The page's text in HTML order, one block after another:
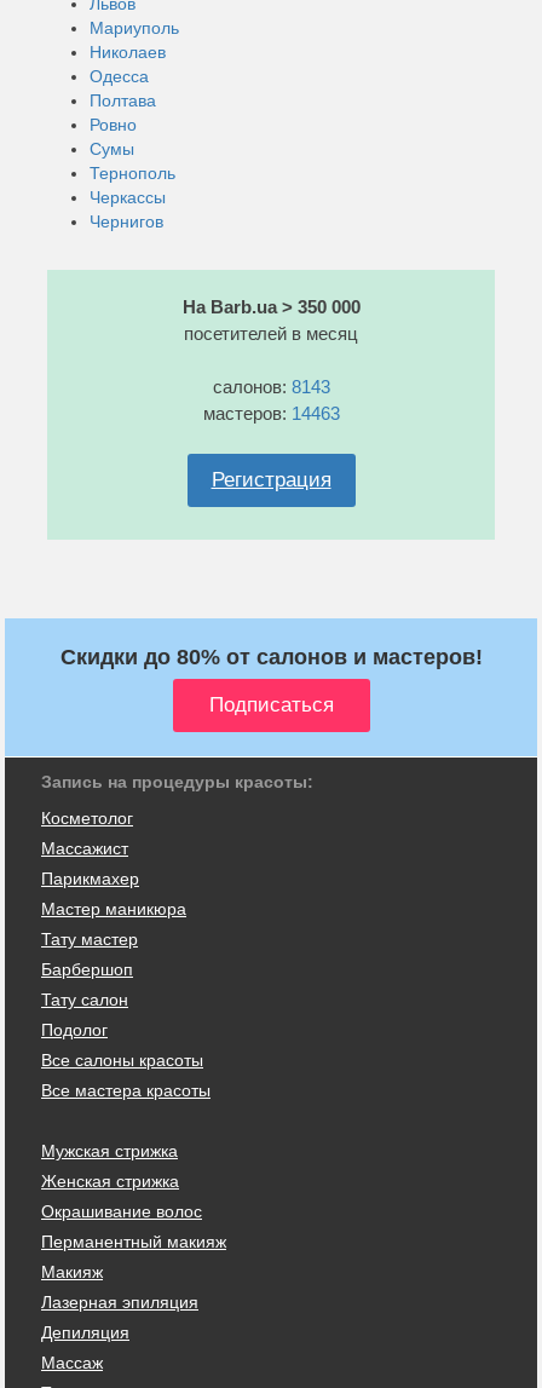
Мариуполь
Николаев
Одесса
Полтава
Ровно
Сумы
Тернополь
Черкассы
Чернигов
На Barb.ua > 350 000
посетителей в месяц
салонов: 8143
мастеров: 14463
Регистрация
Скидки до 80% от салонов и мастеров!
Запись на процедуры красоты:
Косметолог
Массажист
Парикмахер
Мастер маникюра
Тату мастер
Барбершоп
Тату салон
Подолог
Все салоны красоты
Все мастера красоты
Мужская стрижка
Женская стрижка
Окрашивание волос
Перманентный макияж
Макияж
Лазерная эпиляция
Депиляция
Массаж